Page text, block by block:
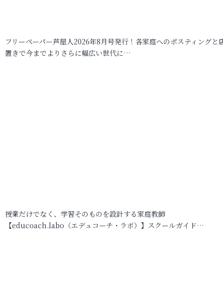
フリーペーパー芦屋人2026年8月号発行！各家庭へのポスティングと
置きで今までよりさらに幅広い世代に…
授業だけでなく、学習そのものを設計する家庭教師
【educoach.labo（エデュコーチ・ラボ）】スクールガイド…